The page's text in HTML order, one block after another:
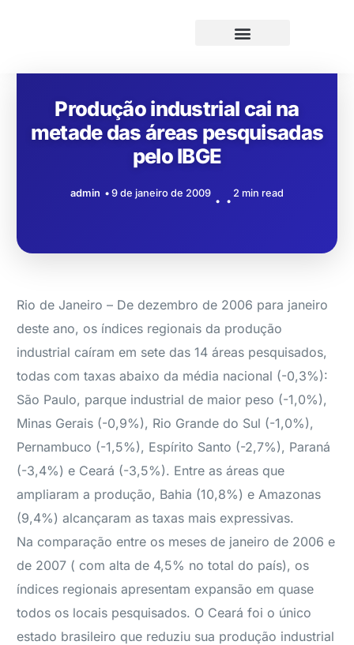
Produção industrial cai na
metade das áreas pesquisadas
pelo IBGE
admin 9 de janeiro de 2009 2 min read
Rio de Janeiro – De dezembro de 2006 para janeiro
deste ano, os índices regionais da produção
industrial caíram em sete das 14 áreas pesquisados,
todas com taxas abaixo da média nacional (-0,3%):
São Paulo, parque industrial de maior peso (-1,0%),
Minas Gerais (-0,9%), Rio Grande do Sul (-1,0%),
Pernambuco (-1,5%), Espírito Santo (-2,7%), Paraná
(-3,4%) e Ceará (-3,5%). Entre as áreas que
ampliaram a produção, Bahia (10,8%) e Amazonas
(9,4%) alcançaram as taxas mais expressivas.
Na comparação entre os meses de janeiro de 2006 e
de 2007 ( com alta de 4,5% no total do país), os
índices regionais apresentam expansão em quase
todos os locais pesquisados. O Ceará foi o único
estado brasileiro que reduziu sua produção industrial